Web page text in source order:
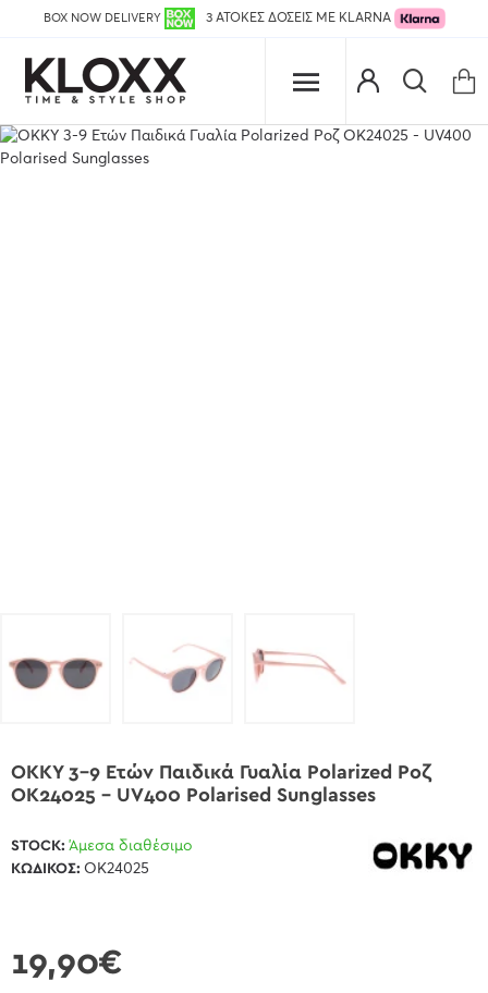
BOX NOW DELIVERY 3 ΑΤΟΚΕΣ ΔΟΣΕΙΣ ΜΕ KLARNA
OKKY 3-9 Ετών Παιδικά Γυαλία Polarized Ροζ
OK24025 - UV400 Polarised Sunglasses
19,90€
STOCK: Άμεσα διαθέσιμο
ΚΩΔΙΚΌΣ: OK24025